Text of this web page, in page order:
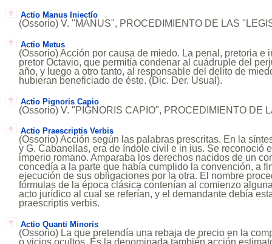
Actio Manus Iniectío
(Ossorio) V. "MANUS", PROCEDIMIENTO DE LAS
Actio Metus
(Ossorio) Acción por causa de miedo. La penal, pretoria e
pretor Octavio, que permitía condenar al cuádruple del
año, y luego a otro tanto, al responsable del delito de
hubieran beneficiado de éste. (Dic. Der. Usual).
Actio Pignoris Capio
(Ossorio) V. "PIGNORIS CAPIO", PROCEDIMIENTO DE
Actio Praescriptis Verbis
(Ossorio) Acción según las palabras prescritas. En la
y G. Cabanellas, era de índole civil e in ius. Se reconoció
imperio romano. Amparaba los derechos nacidos de un
concedía a la parte que había cumplido la convención, a
ejecución de sus obligaciones por la otra. El nombre
fórmulas de la época clásica contenían al comienzo
acto jurídico al cual se referían, y el demandante debía
praescriptis verbis.
Actio Quanti Minoris
(Ossorio) La que pretendía una rebaja de precio en la